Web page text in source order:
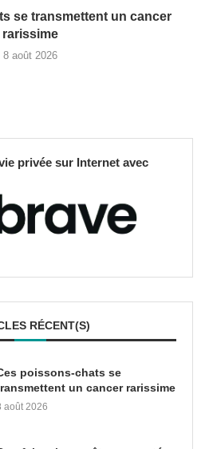
se transmettent un cancer
rarissime
8 août 2026
privée sur Internet avec
RÉCENT(S)
poissons-chats se
un cancer rarissime
août 2026